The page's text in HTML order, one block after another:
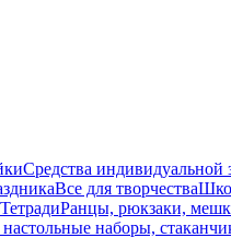
Средства индивидуальной
Все для творчества
ТетрадиРанцы, рюкзаки,
наборы,